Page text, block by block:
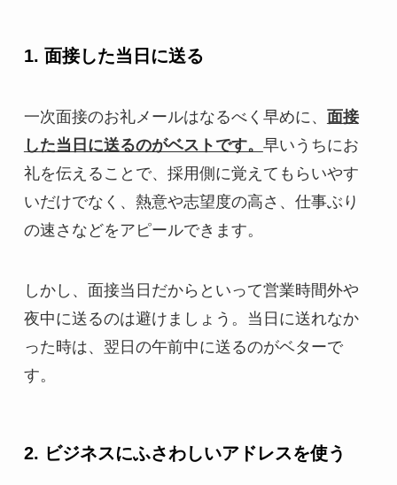
1. 面接した当日に送る
一次面接のお礼メールはなるべく早めに、 面接
した当日に送るのがベストです。 早いうちにお
礼を伝えることで、採用側に覚えてもらいやす
いだけでなく、熱意や志望度の高さ、仕事ぶり
の速さなどをアピールできます。
しかし、面接当日だからといって営業時間外や
夜中に送るのは避けましょう。当日に送れなか
った時は、翌日の午前中に送るのがベターで
す。
2. ビジネスにふさわしいアドレスを使う